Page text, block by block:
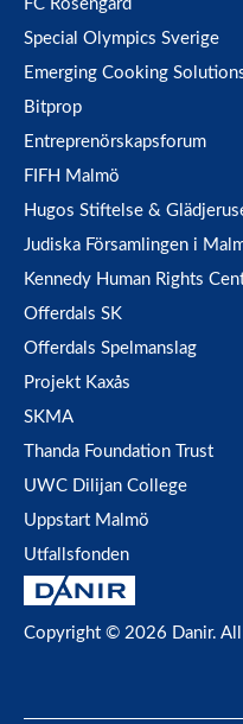
FC Rosengård
Special Olympics Sverige
Emerging Cooking
Bitprop
Entreprenörskapsforum
FIFH Malmö
Hugos Stiftelse &
Judiska Församlingen i
Kennedy Human Rights
Offerdals SK
Offerdals Spelmanslag
Projekt Kaxås
SKMA
Thanda Foundation Trust
UWC Dilijan College
Uppstart Malmö
Utfallsfonden
Copyright © 2026 Danir.